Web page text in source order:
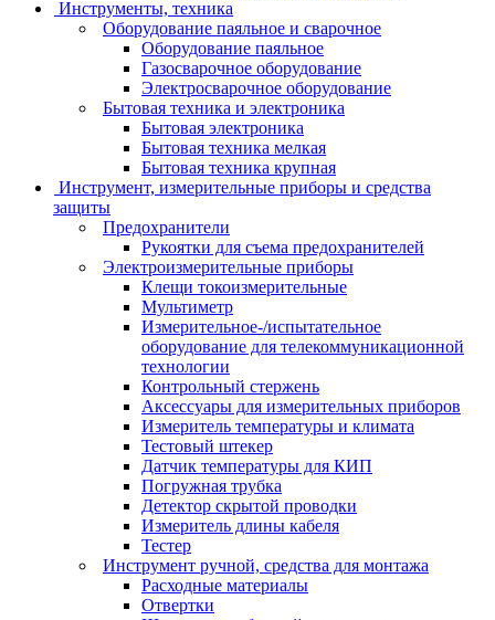
Инструменты, техника
Оборудование паяльное и сварочное
Оборудование паяльное
Газосварочное оборудование
Электросварочное оборудование
Бытовая техника и электроника
Бытовая электроника
Бытовая техника мелкая
Бытовая техника крупная
Инструмент, измерительные приборы и средства
защиты
Предохранители
Рукоятки для съема предохранителей
Электроизмерительные приборы
Клещи токоизмерительные
Мультиметр
Измерительное-/испытательное
оборудование для телекоммуникационной
технологии
Контрольный стержень
Аксессуары для измерительных приборов
Измеритель температуры и климата
Тестовый штекер
Датчик температуры для КИП
Погружная трубка
Детектор скрытой проводки
Измеритель длины кабеля
Тестер
Инструмент ручной, средства для монтажа
Расходные материалы
Отвертки